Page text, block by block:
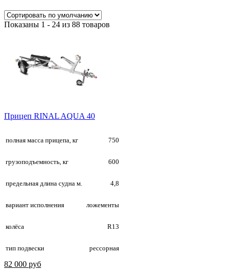
Показаны 1 - 24 из 88 товаров
Прицеп RINAL AQUA 40
полная масса прицепа, кг 750
грузоподъемность, кг 600
предельная длина судна м. 4,8
вариант исполнения ложементы
колёса R13
тип подвески рессорная
82 000 руб